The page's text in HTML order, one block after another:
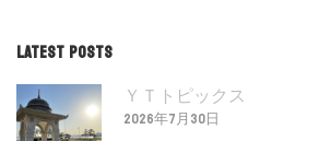
リ
ー
LATEST POSTS
ＹＴトピックス
2026年7月30日